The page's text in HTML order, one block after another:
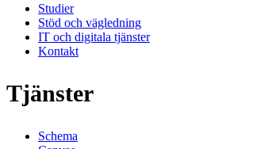
Studier
Stöd och vägledning
IT och digitala tjänster
Kontakt
Tjänster
Schema